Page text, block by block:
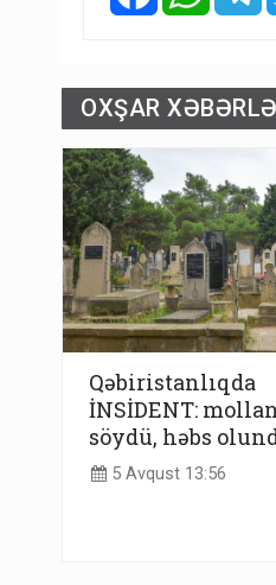
OXŞAR
Qəbiristanlıqda
İNSİDENT:
söydü, həbs
5 Avqust 13:56